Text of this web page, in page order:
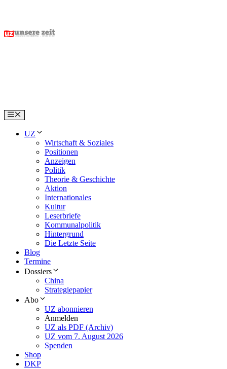
content
Menu
UZ
Wirtschaft & Soziales
Positionen
Anzeigen
Politik
Theorie & Geschichte
Aktion
Internationales
Kultur
Leserbriefe
Kommunalpolitik
Hintergrund
Die Letzte Seite
Blog
Termine
Dossiers
China
Strategiepapier
Abo
UZ abonnieren
Anmelden
UZ als PDF (Archiv)
UZ vom 7. August 2026
Spenden
Shop
DKP